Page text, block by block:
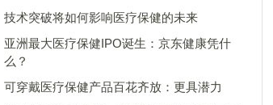
技术突破将如何影响医疗保健的未来
亚洲最大医疗保健IPO诞生：京东健康凭什
么？
可穿戴医疗保健产品百花齐放：更具潜力